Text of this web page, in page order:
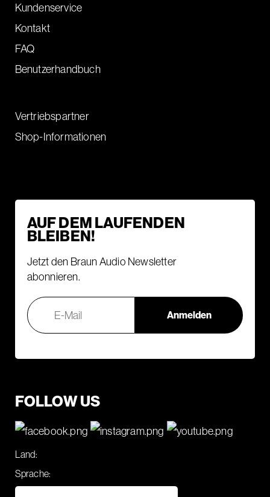
Kundenservice
Kontakt
FAQ
Benutzerhandbuch
Vertriebspartner
Shop-Informationen
AUF DEM LAUFENDEN
BLEIBEN!
Jetzt den Braun Audio Newsletter
abonnieren.
FOLLOW US
Land:
Sprache: